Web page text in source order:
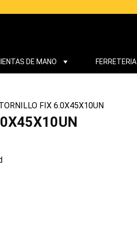
DE MANO FERRETERIA
FIX 6.0X45X10UN